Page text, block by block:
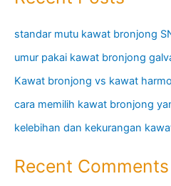
standar mutu kawat bronjong
umur pakai kawat bronjong
Kawat bronjong vs kawat
cara memilih kawat bronjong
kelebihan dan kekurangan
Recent Comments